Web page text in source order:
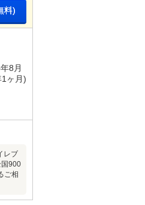
料)
8月
ヶ月)
レブ
国900
ご相